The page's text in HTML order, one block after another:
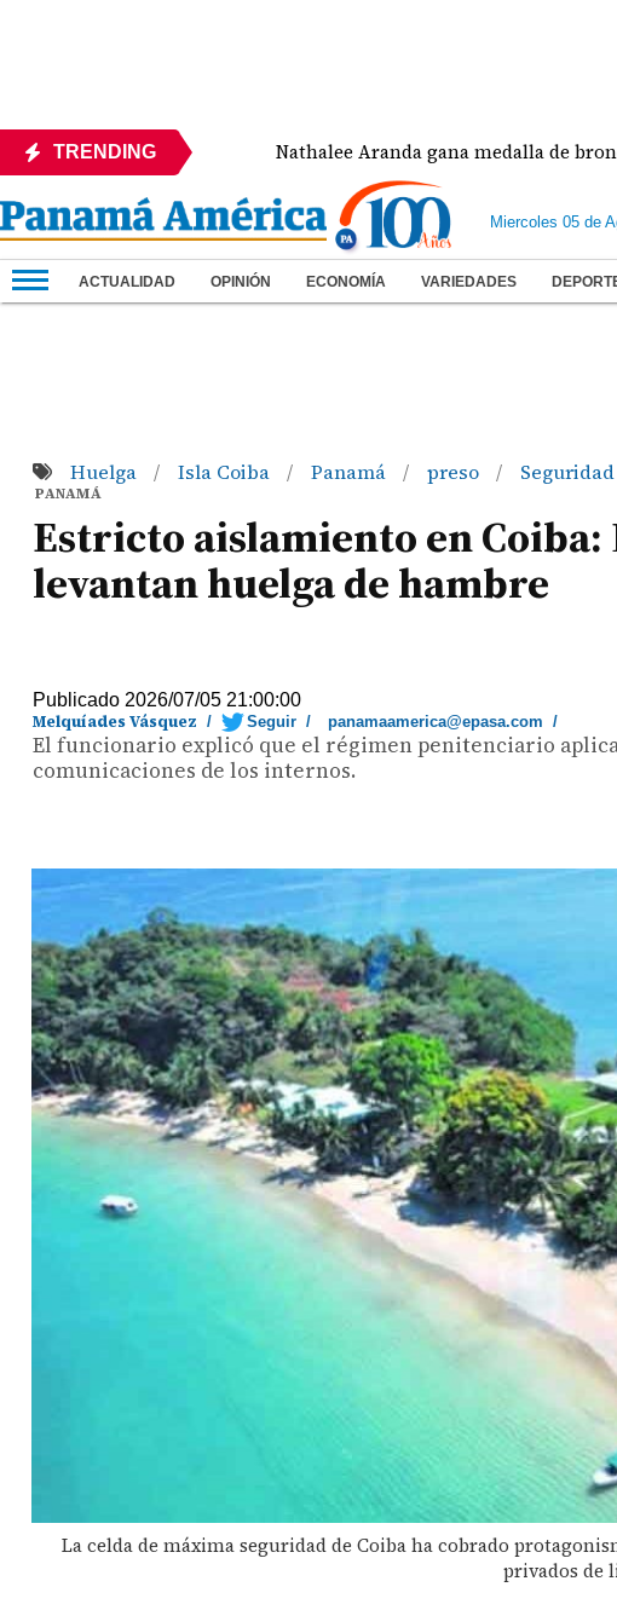
TRENDING Nathalee Aranda gana medalla de bronce en
Miercoles 05 de
ACTUALIDAD OPINIÓN ECONOMÍA VARIEDADES
Huelga / Isla Coiba / Panamá / preso / Seguridad
PANAMÁ
Estricto aislamiento en Coiba:
levantan huelga de hambre
Publicado 2026/07/05 21:00:00
Melquíades Vásquez / Seguir / panamaamerica@epasa.com /
El funcionario explicó que el régimen penitenciario
comunicaciones de los internos.
La celda de máxima seguridad de Coiba ha cobrado
privados de